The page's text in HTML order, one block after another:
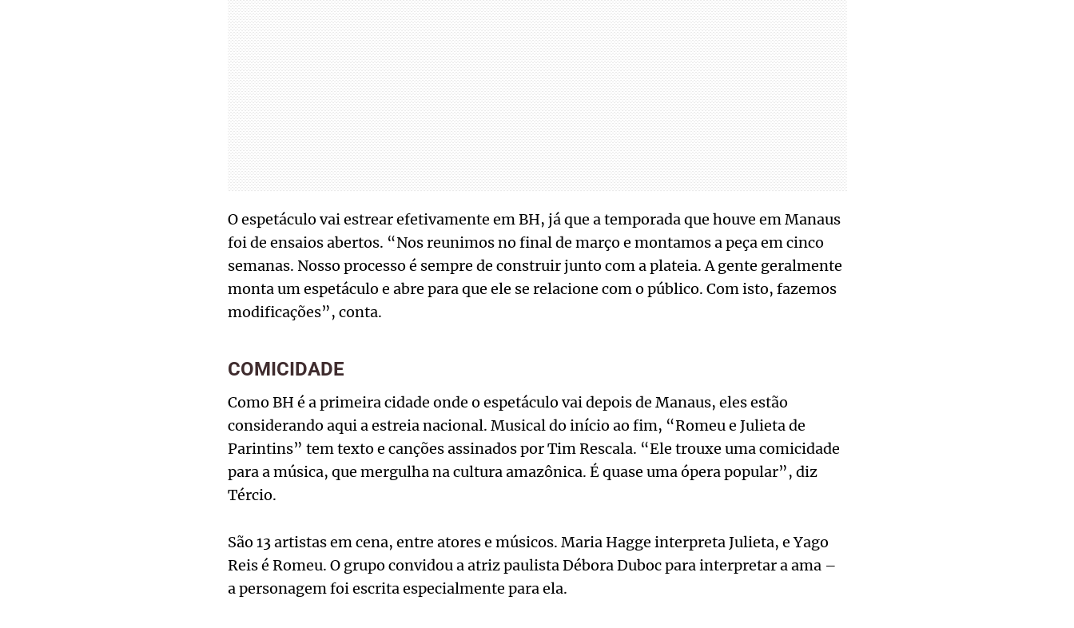
O espetáculo vai estrear efetivamente em BH, já que a temporada que houve em Manaus
foi de ensaios abertos. “Nos reunimos no final de março e montamos a peça em cinco
semanas. Nosso processo é sempre de construir junto com a plateia. A gente geralmente
monta um espetáculo e abre para que ele se relacione com o público. Com isto, fazemos
modificações”, conta.
COMICIDADE
Como BH é a primeira cidade onde o espetáculo vai depois de Manaus, eles estão
considerando aqui a estreia nacional. Musical do início ao fim, “Romeu e Julieta de
Parintins” tem texto e canções assinados por Tim Rescala. “Ele trouxe uma comicidade
para a música, que mergulha na cultura amazônica. É quase uma ópera popular”, diz
Tércio.
São 13 artistas em cena, entre atores e músicos. Maria Hagge interpreta Julieta, e Yago
Reis é Romeu. O grupo convidou a atriz paulista Débora Duboc para interpretar a ama –
a personagem foi escrita especialmente para ela.